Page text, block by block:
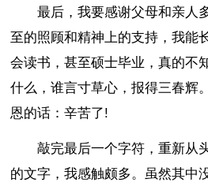
最后，我要感谢父母和亲人
至的照顾和精神上的支持，我能
会读书，甚至硕士毕业，真的不
什么，谁言寸草心，报得三春辉
恩的话：辛苦了!
敲完最后一个字符，重新从
的文字，我感触颇多。虽然其中